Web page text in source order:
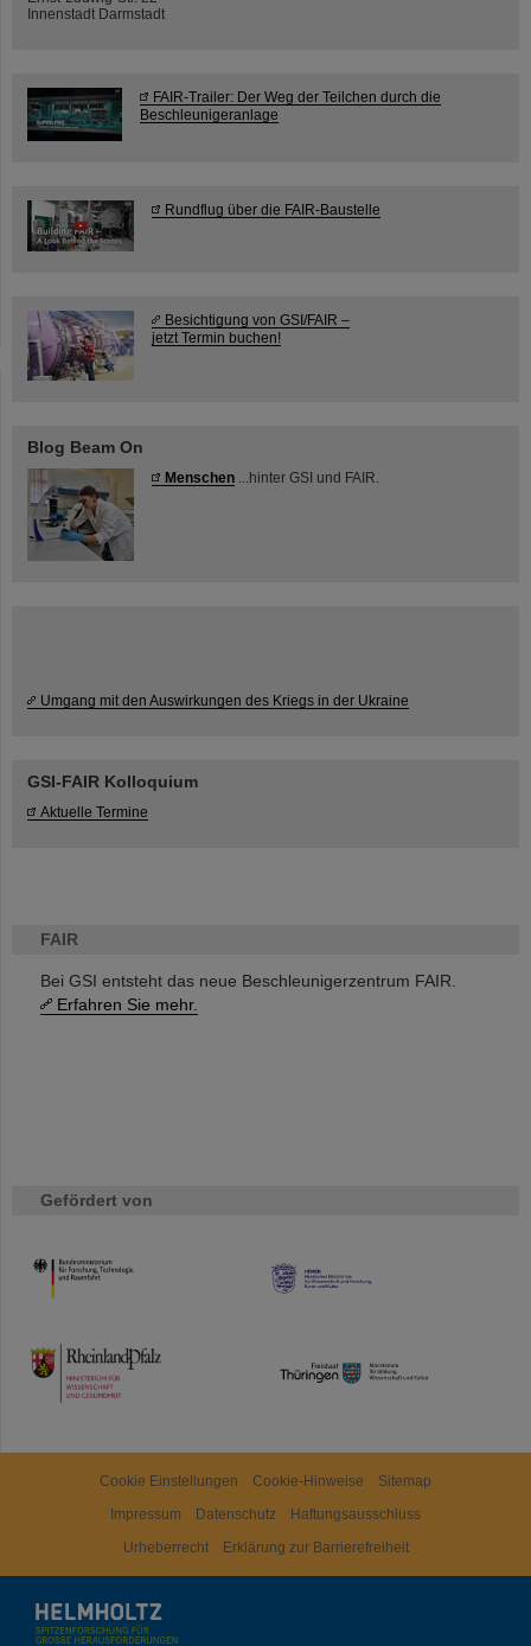
FAIR
Bei GSI entsteht das neue Beschleunigerzentrum FAIR.
Erfahren Sie mehr.
Gefördert von
HMWK
TMWWDG
Innenstadt Darmstadt
FAIR-Trailer: Der Weg der Teilchen durch die
Beschleunigeranlage
Rundflug über die FAIR-Baustelle
Besichtigung von GSI/FAIR –
jetzt Termin buchen!
Blog Beam On
Menschen ...hinter GSI und FAIR.
Umgang mit den Auswirkungen des Kriegs in der Ukraine
GSI-FAIR Kolloquium
Aktuelle Termine
Cookie Einstellungen Cookie-Hinweise
Sitemap
Impressum
Datenschutz
Haftungsausschluss
Urheberrecht
Erklärung zur Barrierefreiheit